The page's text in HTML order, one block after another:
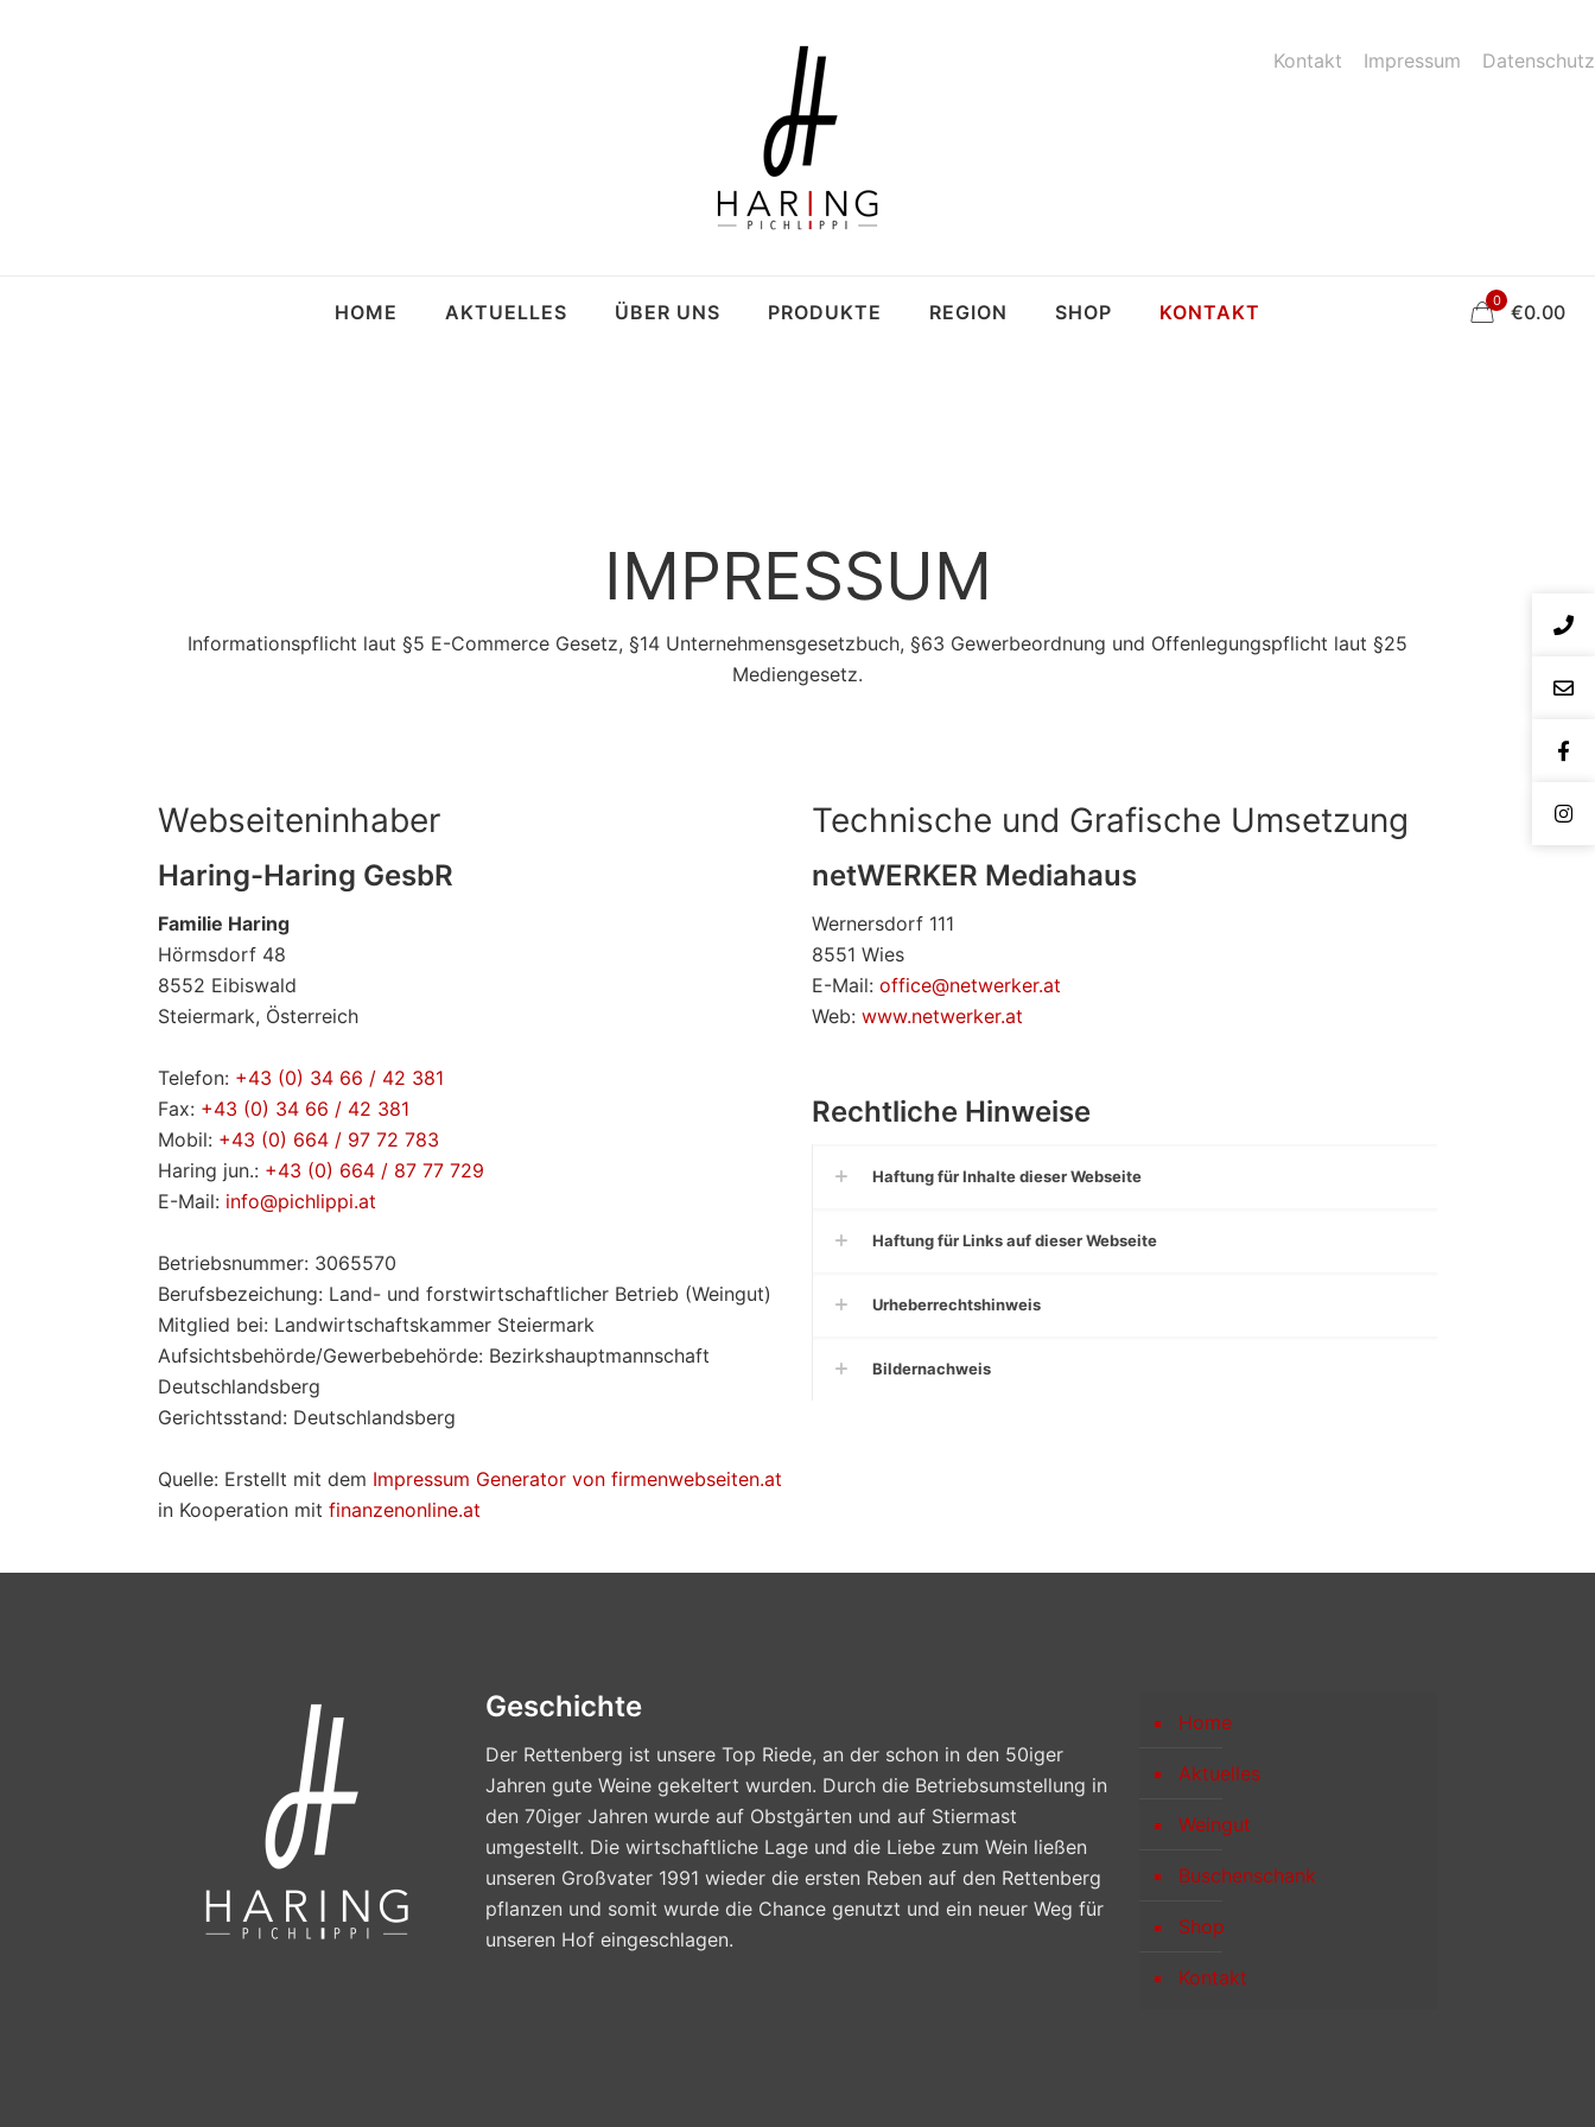
HOME AKTUELLES ÜBER UNS PRODUKTE REGION SHOP KONTAKT
Kontakt Impressum Datenschutz
0 €0.00
IMPRESSUM
Informationspflicht laut §5 E-Commerce Gesetz, §14 Unternehmensgesetzbuch, §63 Gewerbeordnung und Offenlegungspflicht laut §25
Mediengesetz.
Webseiteninhaber
Haring-Haring GesbR
Familie Haring
Hörmsdorf 48
8552 Eibiswald
Steiermark, Österreich
Telefon: +43 (0) 34 66 / 42 381
Fax: +43 (0) 34 66 / 42 381
Mobil: +43 (0) 664 / 97 72 783
Haring jun.: +43 (0) 664 / 87 77 729
E-Mail: info@pichlippi.at
Betriebsnummer: 3065570
Berufsbezeichung: Land- und forstwirtschaftlicher Betrieb (Weingut)
Mitglied bei: Landwirtschaftskammer Steiermark
Aufsichtsbehörde/Gewerbebehörde: Bezirkshauptmannschaft
Deutschlandsberg
Gerichtsstand: Deutschlandsberg
Quelle: Erstellt mit dem Impressum Generator von firmenwebseiten.at
in Kooperation mit finanzenonline.at
Technische und Grafische Umsetzung
netWERKER Mediahaus
Wernersdorf 111
8551 Wies
E-Mail: office@netwerker.at
Web: www.netwerker.at
Rechtliche Hinweise
Haftung für Inhalte dieser Webseite
Haftung für Links auf dieser Webseite
Urheberrechtshinweis
Bildernachweis
Geschichte
Der Rettenberg ist unsere Top Riede, an der schon in den 50iger
Jahren gute Weine gekeltert wurden. Durch die Betriebsumstellung in
den 70iger Jahren wurde auf Obstgärten und auf Stiermast
umgestellt. Die wirtschaftliche Lage und die Liebe zum Wein ließen
unseren Großvater 1991 wieder die ersten Reben auf den Rettenberg
pflanzen und somit wurde die Chance genutzt und ein neuer Weg für
unseren Hof eingeschlagen.
Home
Aktuelles
Weingut
Buschenschank
Shop
Kontakt